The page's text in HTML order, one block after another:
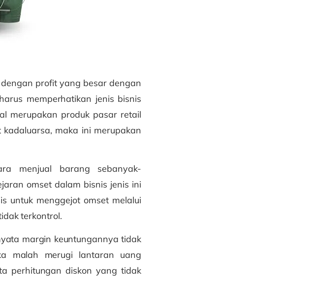
profit yang besar dengan
memperhatikan jenis bisnis
merupakan produk pasar retail
maka ini merupakan
menjual barang sebanyak-
omset dalam bisnis jenis ini
untuk menggejot omset melalui
terkontrol.
margin keuntungannya tidak
malah merugi lantaran uang
perhitungan diskon yang tidak